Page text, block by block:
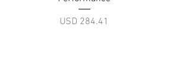
Precio
USD 284.41